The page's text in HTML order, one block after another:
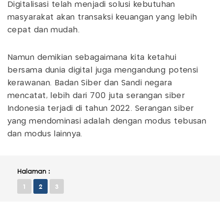
Digitalisasi telah menjadi solusi kebutuhan
masyarakat akan transaksi keuangan yang lebih
cepat dan mudah.
Namun demikian sebagaimana kita ketahui
bersama dunia digital juga mengandung potensi
kerawanan. Badan Siber dan Sandi negara
mencatat, lebih dari 700 juta serangan siber
Indonesia terjadi di tahun 2022. Serangan siber
yang mendominasi adalah dengan modus tebusan
dan modus lainnya.
Halaman :
1 2 3